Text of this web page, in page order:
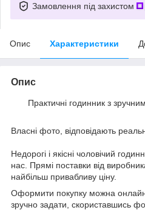
Замовлення під захистом
Опис Характеристики
Опис
Практичні годинник з
Власні фото, відповідають
Недорогі і якісні чоловічий
нас. Прямі поставки від
найбільш привабливу ціну.
Оформити покупку можна
зручно задати, скориставшись